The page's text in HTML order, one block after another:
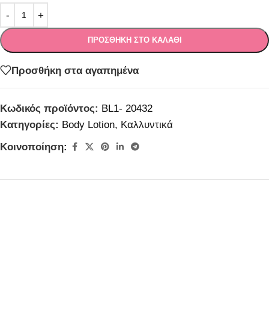
ΠΡΟΣΘΉΚΗ ΣΤΟ ΚΑΛΆΘΙ
Προσθήκη στα αγαπημένα
Κωδικός προϊόντος: BL1- 20432
Κατηγορίες: Body Lotion, Καλλυντικά
Κοινοποίηση: